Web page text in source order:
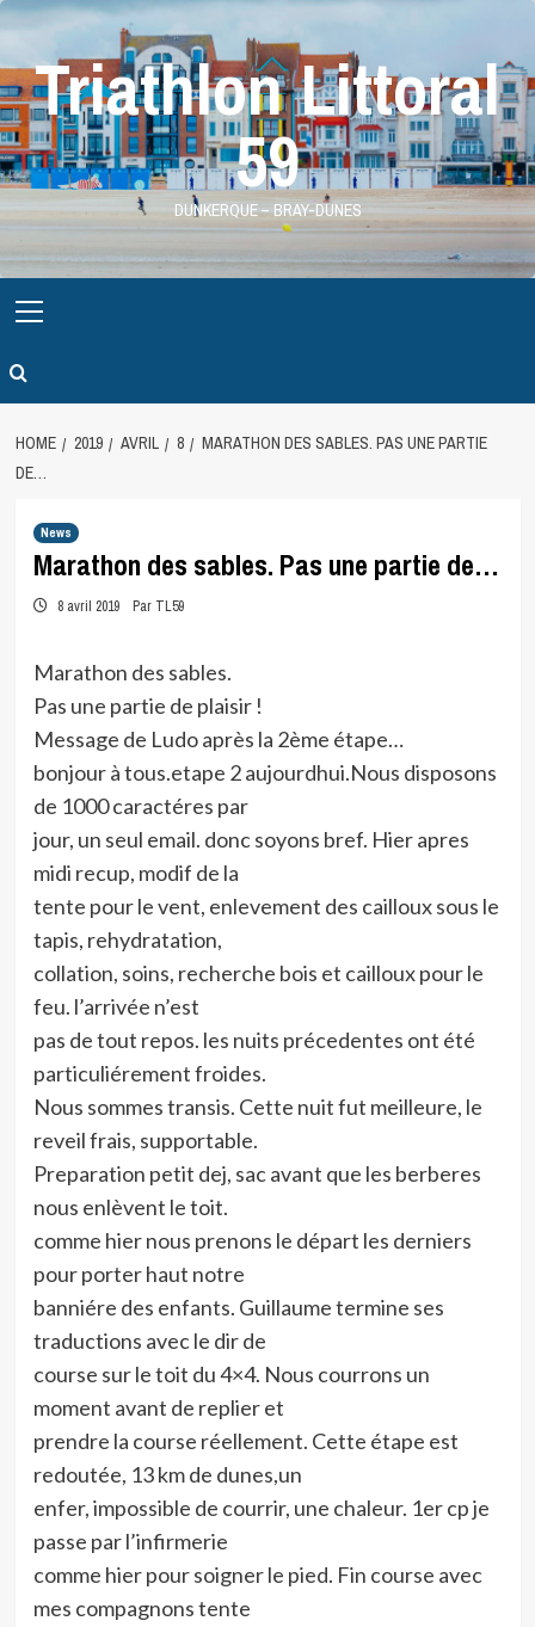
Skip
contentTriathlon Littoral
59
DUNKERQUE – BRAY-DUNES
Menu
HOME 2019 AVRIL 8
MARATHON DES SABLES. PAS UNE PARTIE
DE…
News
Marathon des sables. Pas une partie de…
8 avril 2019 Par TL59
Marathon des sables.
Pas une partie de plaisir !
Message de Ludo après la 2ème étape…
bonjour à tous.etape 2 aujourdhui.Nous disposons
de 1000 caractéres par
jour, un seul email. donc soyons bref. Hier apres
midi recup, modif de la
tente pour le vent, enlevement des cailloux sous le
tapis, rehydratation,
collation, soins, recherche bois et cailloux pour le
feu. l’arrivée n’est
pas de tout repos. les nuits précedentes ont été
particuliérement froides.
Nous sommes transis. Cette nuit fut meilleure, le
reveil frais, supportable.
Preparation petit dej, sac avant que les berberes
nous enlèvent le toit.
comme hier nous prenons le départ les derniers
pour porter haut notre
banniére des enfants. Guillaume termine ses
traductions avec le dir de
course sur le toit du 4×4. Nous courrons un
moment avant de replier et
prendre la course réellement. Cette étape est
redoutée, 13 km de dunes,un
enfer, impossible de courrir, une chaleur. 1er cp je
passe par l’infirmerie
comme hier pour soigner le pied. Fin course avec
mes compagnons tente